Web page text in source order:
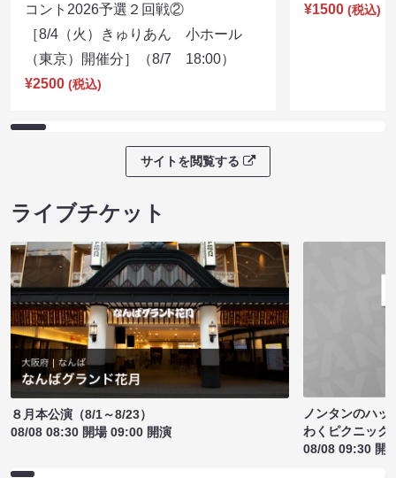
コント2026予選２回戦②
［8/4（火）きゅりあん 小ホール
（東京）開催分］（8/7 18:00）
¥2500 (税込)
¥1500 (税込)
サイトを閲覧する
ライブチケット
８月本公演（8/1～8/23）
08/08 08:30 開場 09:00 開演
ノンタンのハッ
わくピクニック
08/08 09:30 開